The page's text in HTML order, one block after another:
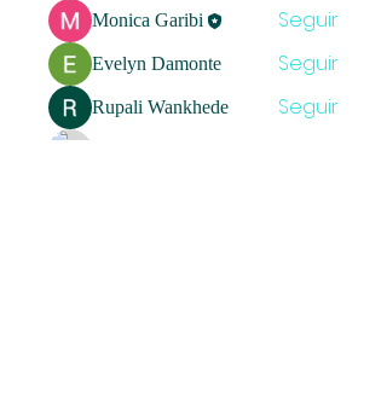
Monica Garibi Seguir
Evelyn Damonte Seguir
Rupali Wankhede Seguir